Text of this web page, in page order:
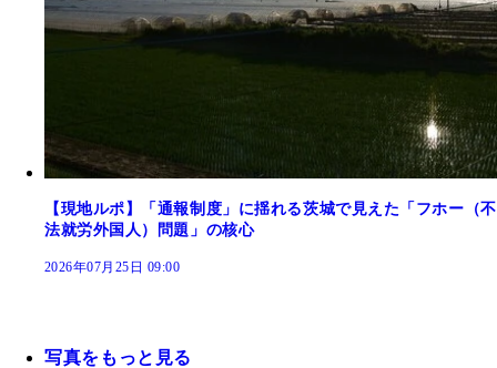
【現地ルポ】「通報制度」に揺れる茨城で見えた「フホー（不
法就労外国人）問題」の核心
2026年07月25日 09:00
写真をもっと見る